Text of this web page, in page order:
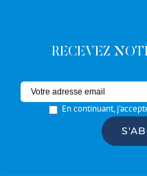
RECEVEZ
En continuant,